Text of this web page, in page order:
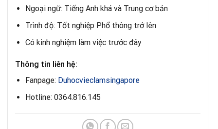
Ngoại ngữ: Tiếng Anh khá và Trung cơ bản
Trình độ: Tốt nghiệp Phổ thông trở lên
Có kinh nghiệm làm việc trước đây
Thông tin liên hệ:
Fanpage: Duhocvieclamsingapore
Hotline: 0364.816.145